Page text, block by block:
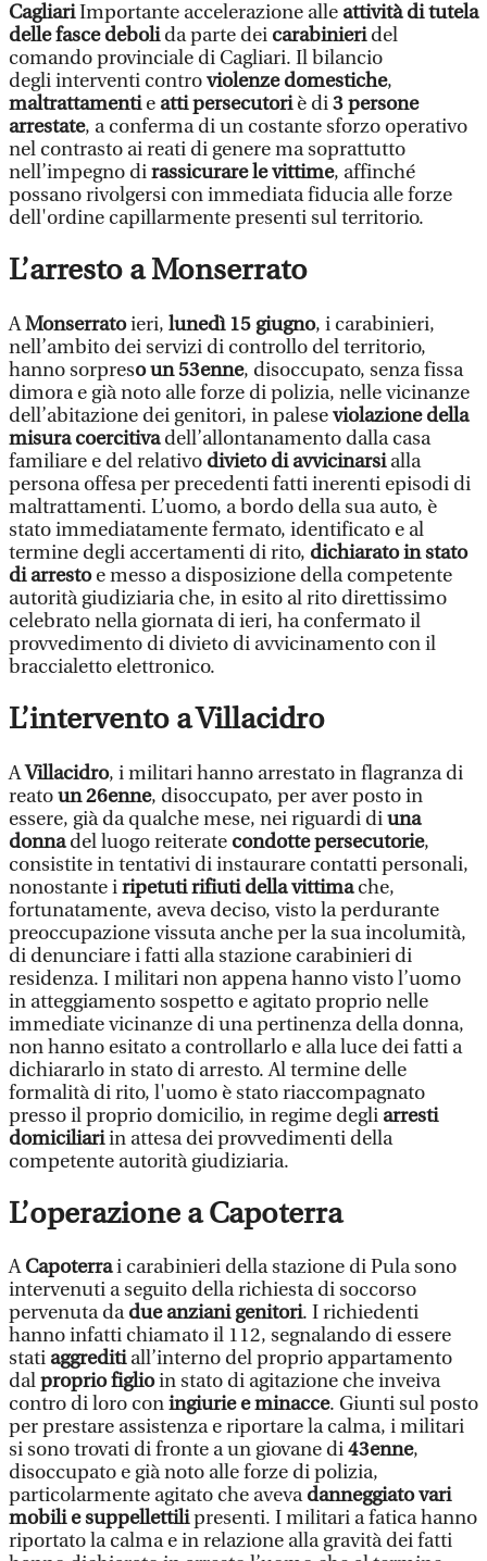
CagliariImportante accelerazione alle attività di tutela
delle fasce debolida parte dei carabinieridel
comando provinciale di Cagliari. Il bilancio
degli interventi controviolenze domestiche,
maltrattamentie atti persecutoriè di3 persone
arrestate, a conferma di un costante sforzo operativo
nel contrasto ai reati di genere ma soprattutto
nell’impegno dirassicurare le vittime, affinché
possano rivolgersi con immediata fiducia alle forze
dell'ordine capillarmente presenti sul territorio.
L’arresto a Monserrato
AMonserratoieri, lunedì 15 giugno, i carabinieri,
nell’ambito dei servizi di controllo del territorio,
hanno sorpreso un 53enne, disoccupato, senza fissa
dimora e già noto alle forze di polizia, nelle vicinanze
dell’abitazione dei genitori, in paleseviolazione della
misura coercitivadell’allontanamento dalla casa
familiare e del relativo divieto di avvicinarsialla
persona offesa per precedenti fatti inerenti episodi di
maltrattamenti. L’uomo, a bordo della sua auto, è
stato immediatamente fermato, identificato e al
termine degli accertamenti di rito, dichiarato in stato
di arrestoe messo a disposizione della competente
autorità giudiziaria che, in esito al rito direttissimo
celebrato nella giornata di ieri, ha confermato il
provvedimento di divieto di avvicinamento con il
braccialetto elettronico.
L’intervento a Villacidro
AVillacidro, i militari hanno arrestato in flagranza di
reatoun 26enne, disoccupato, per aver posto in
essere, già da qualche mese, nei riguardi diuna
donnadel luogo reiterate condotte persecutorie,
consistite in tentativi di instaurare contatti personali,
nonostante iripetuti rifiuti della vittimache,
fortunatamente, aveva deciso, visto la perdurante
preoccupazione vissuta anche per la sua incolumità,
di denunciare i fatti alla stazione carabinieri di
residenza. I militari non appena hanno visto l’uomo
in atteggiamento sospetto e agitato proprio nelle
immediate vicinanze di una pertinenza della donna,
non hanno esitato a controllarlo e alla luce dei fatti a
dichiararlo in stato di arresto. Al termine delle
formalità di rito, l'uomo è stato riaccompagnato
presso il proprio domicilio, in regime degli arresti
domiciliariin attesa dei provvedimenti della
competente autorità giudiziaria.
L’operazione a Capoterra
ACapoterrai carabinieri della stazione di Pula sono
intervenuti a seguito della richiesta di soccorso
pervenuta dadue anziani genitori. I richiedenti
hanno infatti chiamato il 112, segnalando di essere
stati aggreditiall’interno del proprio appartamento
dalproprio figlioin stato di agitazione che inveiva
contro di loro coningiurie e minacce. Giunti sul posto
per prestare assistenza e riportare la calma, i militari
si sono trovati di fronte a un giovane di43enne,
disoccupato e già noto alle forze di polizia,
particolarmente agitato che avevadanneggiato vari
mobili e suppellettilipresenti. I militari a fatica hanno
riportato la calma e in relazione alla gravità dei fatti